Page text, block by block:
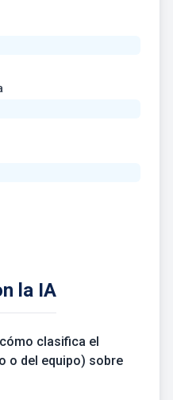
la IA
clasifica el
o del equipo) sobre